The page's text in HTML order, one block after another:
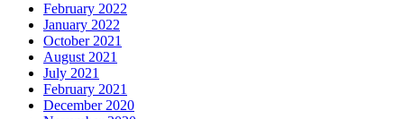
February 2022
January 2022
October 2021
August 2021
July 2021
February 2021
December 2020